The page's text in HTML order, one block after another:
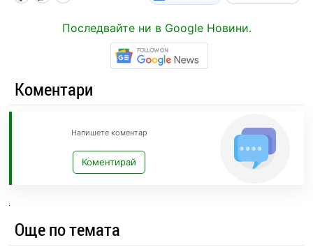
Последвайте ни в Google Новини.
Коментари
Напишете коментар
Коментирай
Още по темата